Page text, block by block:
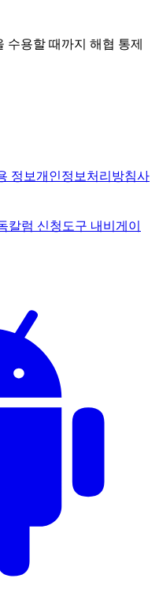
수용할 때까지 해협 통제
정보개인정보처리방침사
칼럼 신청 도구 내비게이